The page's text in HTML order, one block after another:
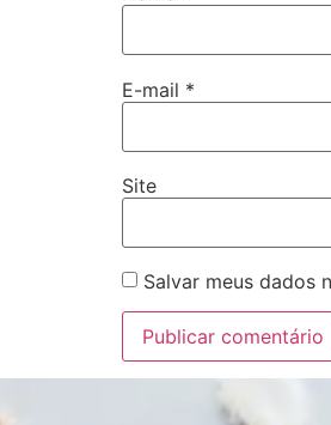
E-mail *
Site
Salvar meus dados